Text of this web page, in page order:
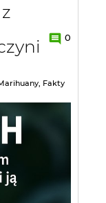
0
, Fakty